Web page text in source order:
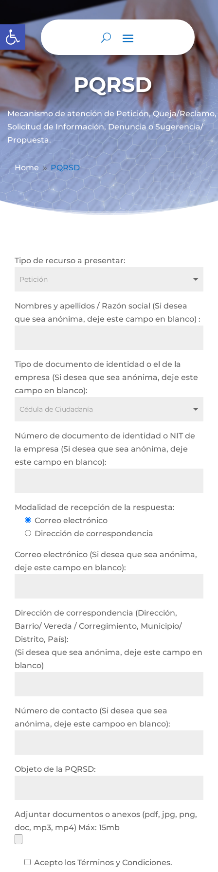
Abrir barra de herramientas
PQRSD
Mecanismo de atención de Petición, Queja/Reclamo,
Solicitud de Información, Denuncia o Sugerencia/
Propuesta.
Home 9 PQRSD
Tipo de recurso a presentar:
Nombres y apellidos / Razón social (Si desea
que sea anónima, deje este campo en blanco) :
Tipo de documento de identidad o el de la
empresa (Si desea que sea anónima, deje este
campo en blanco):
Número de documento de identidad o NIT de
la empresa (Si desea que sea anónima, deje
este campo en blanco):
Modalidad de recepción de la respuesta:
Correo electrónico
Dirección de correspondencia
Correo electrónico (Si desea que sea anónima,
deje este campo en blanco):
Dirección de correspondencia (Dirección,
Barrio/ Vereda / Corregimiento, Municipio/
Distrito, País):
(Si desea que sea anónima, deje este campo en
blanco)
Número de contacto (Si desea que sea
anónima, deje este campoo en blanco):
Objeto de la PQRSD:
Adjuntar documentos o anexos (pdf, jpg, png,
doc, mp3, mp4) Máx: 15mb
Acepto los Términos y Condiciones.